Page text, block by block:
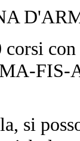
con
FIS-
si